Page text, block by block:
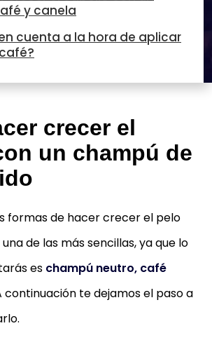
y canela
cuenta a la hora de aplicar
crecer el
un champú de
formas de hacer crecer el pelo
de las más sencillas, ya que lo
es champú neutro, café
continuación te dejamos el paso a